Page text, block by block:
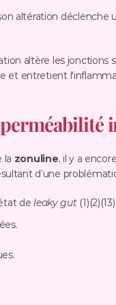
altération
altère les
entretient
la zonuline, il y a
d’une
de leaky gut (1)(2)(13)